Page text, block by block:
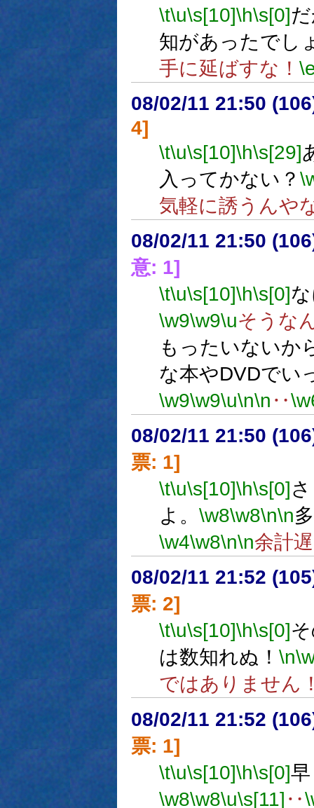
\t\u\s[10]\h\s[0]
知があったでし
手に延ばすな！
08/02/11 21:50
4]
\t\u\s[10]\h\s[29]
入ってかない？
気軽に誘うんや
08/02/11 21:50
意: 1]
\t\u\s[10]\h\s[0]
\w9\w9\uそうな
もったいないか
な本やDVDでい
\w9\w9\u\n\n ‥
08/02/11 21:50
票: 1]
\t\u\s[10]\h\s[0]
よ。 \w8\w8\n\n
\w4\w8\n\n余計
08/02/11 21:52
票: 2]
\t\u\s[10]\h\s[0]
は数知れぬ！ \n
ではありません
08/02/11 21:52
票: 1]
\t\u\s[10]\h\s[0]
\w8\w8\u\s[11] ‥